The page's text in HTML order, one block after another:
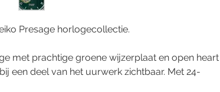
Presage horlogecollectie.
met prachtige groene wijzerplaat en open heart
een deel van het uurwerk zichtbaar. Met 24-